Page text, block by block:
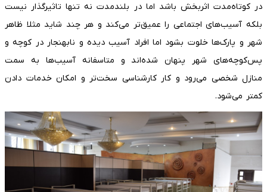
در کوتاه‌مدت اثربخش باشد اما در بلندمدت نه تنها تاثیرگذار نیست
بلکه آسیب‌های اجتماعی را عمیق‌تر می‌کند و هر چند شاید مثلا ظاهر
شهر و پارک‌ها خلوت بشود اما افراد آسیب دیده و نابهنجار در کوچه و
پس‌کوچه‌های شهر پنهان شده‌اند و متاسفانه آسیب‌ها به سمت
منازل شخصی می‌رود و کار کارشناسی سخت‌تر و امکان خدمات دادن
کمتر می‌شود.